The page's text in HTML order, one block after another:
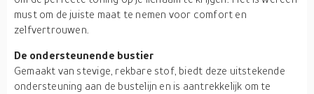
must om de juiste maat te nemen voor comfort en
zelfvertrouwen.
De ondersteunende bustier
Gemaakt van stevige, rekbare stof, biedt deze uitstekende
ondersteuning aan de bustelijn en is aantrekkelijk om te